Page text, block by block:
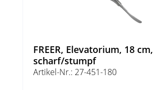
FREER, Elevatorium, 18 cm,
scharf/stumpf
Artikel-Nr.: 27-451-180